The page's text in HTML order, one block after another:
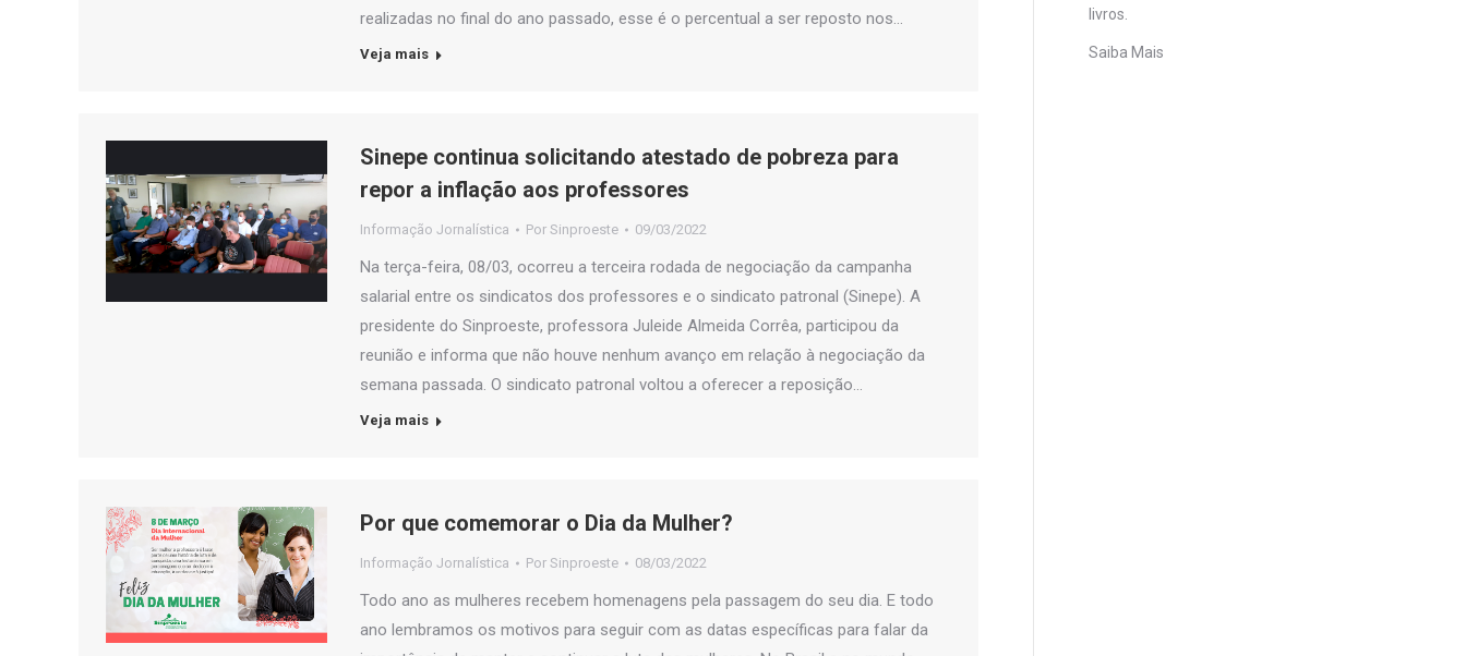
realizadas no final do ano passado, esse é o percentual a ser reposto nos…
Veja mais
Sinepe continua solicitando atestado de pobreza para
repor a inflação aos professores
Informação Jornalística Por Sinproeste 09/03/2022
Na terça-feira, 08/03, ocorreu a terceira rodada de negociação da campanha
salarial entre os sindicatos dos professores e o sindicato patronal (Sinepe). A
presidente do Sinproeste, professora Juleide Almeida Corrêa, participou da
reunião e informa que não houve nenhum avanço em relação à negociação da
semana passada. O sindicato patronal voltou a oferecer a reposição…
Veja mais
Por que comemorar o Dia da Mulher?
Informação Jornalística Por Sinproeste 08/03/2022
Todo ano as mulheres recebem homenagens pela passagem do seu dia. E todo
ano lembramos os motivos para seguir com as datas específicas para falar da
livros.
Saiba Mais